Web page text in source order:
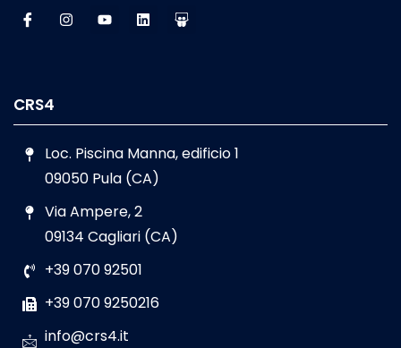
CRS4
Loc. Piscina Manna, edificio 1
09050 Pula (CA)
Via Ampere, 2
09134 Cagliari (CA)
+39 070 92501
+39 070 9250216
info@crs4.it